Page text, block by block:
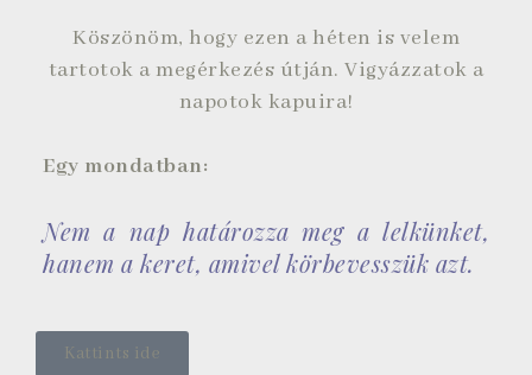
Köszönöm, hogy ezen a héten is velem
tartotok a megérkezés útján. Vigyázzatok a
napotok kapuira!
Egy mondatban:
Nem a nap határozza meg a lelkünket,
hanem a keret, amivel körbevesszük azt.
Kattints ide